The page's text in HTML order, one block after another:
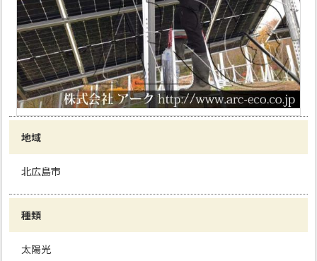
地域
北広島市
種類
太陽光